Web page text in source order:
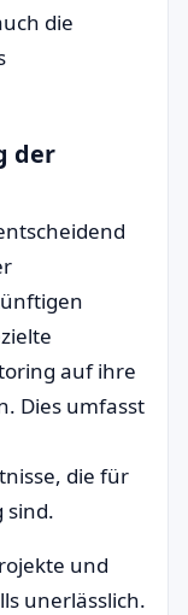
die
der
auf ihre
Dies umfasst
die für
sind.
und
unerlässlich.